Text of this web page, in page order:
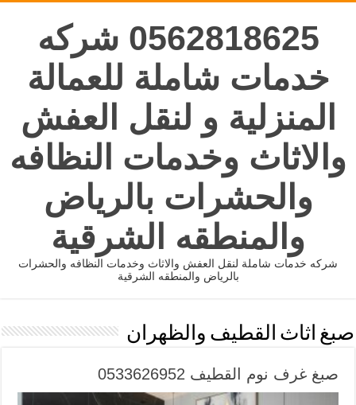
0562818625 شركه
خدمات شاملة للعمالة
المنزلية و لنقل العفش
والاثاث وخدمات النظافه
والحشرات بالرياض
والمنطقه الشرقية
شركه خدمات شاملة لنقل العفش والاثاث وخدمات النظافه والحشرات
بالرياض والمنطقه الشرقية
صبغ اثاث القطيف والظهران
صبغ غرف نوم القطيف 0533626952